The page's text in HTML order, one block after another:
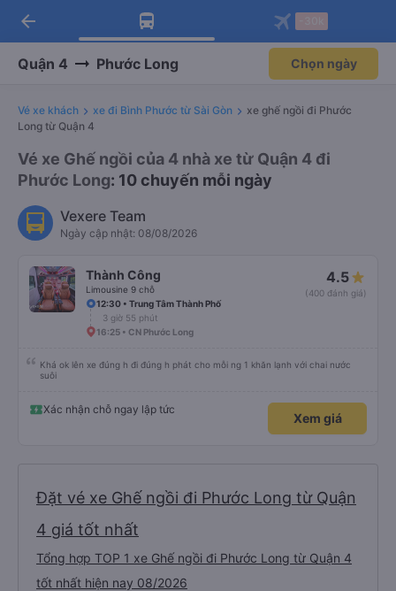
Tải app Vexere ngay!
Nhận ưu đãi thành viên độc
Mở app
Tải app Vexere
-30k/ghế khi đặt vé máy bay qua
Mở app
arrow_back
Quận 4 Phước Long Chọn ngày
Vé xe khách xe đi Bình Phước từ Sài Gòn
xe ghế ngồi đi Phước
Long từ Quận 4
Vé xe Ghế ngồi của 4 nhà xe từ Quận 4 đi
Phước Long: 10 chuyến mỗi ngày
Vexere Team
Ngày cập nhật: 08/08/2026
Thành Công
Limousine 9 chỗ
4.5
(400 đánh giá)
12:30 • Trung Tâm Thành Phố
3 giờ 55 phút
16:25 • CN Phước Long
Khá ok lên xe đúng h đi đúng h phát cho mỗi ng 1 khăn lạnh với chai nước
suôi
Xác nhận chỗ ngay lập tức
Xem giá
Đặt vé xe Ghế ngồi đi Phước Long từ Quận
4 giá tốt nhất
Tổng hợp TOP 1 xe Ghế ngồi đi Phước Long từ Quận 4
tốt nhất hiện nay 08/2026